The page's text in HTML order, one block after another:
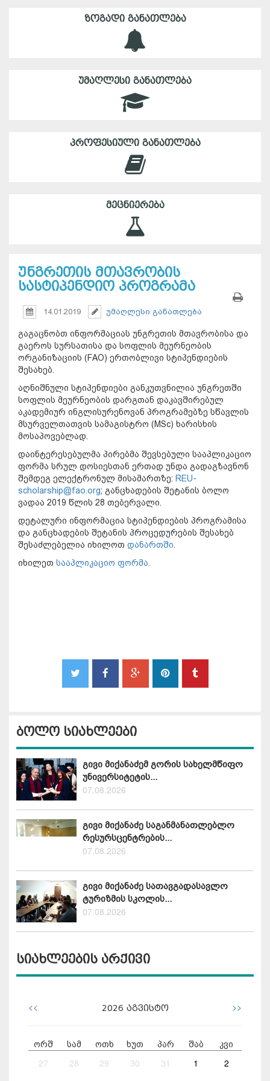
ᲖᲝᲒᲐᲓᲘ ᲒᲐᲜᲐᲗᲚᲔᲑᲐ
ᲣᲛᲐᲦᲚᲔᲡᲘ ᲒᲐᲜᲐᲗᲚᲔᲑᲐ
ᲞᲠᲝᲤᲔᲡᲘᲣᲚᲘ ᲒᲐᲜᲐᲗᲚᲔᲑᲐ
ᲛᲔᲪᲜᲘᲔᲠᲔᲑᲐ
უნგრეთის მთავრობის
სასტიპენდიო პროგრამა
14.01.2019 უმაღლესი განათლება
გაგაცნობთ ინფორმაციას უნგრეთის მთავრობისა და
გაეროს სურსათისა და სოფლის მეურნეობის
ორგანიზაციის (FAO) ერთობლივი სტიპენდიების
შესახებ.
აღნიშნული სტიპენდიები განკუთვნილია უნგრეთში
სოფლის მეურნეობის დარგთან დაკავშირებულ
აკადემიურ ინგლისურენოვან პროგრამებზე სწავლის
მსურველთათვის სამაგისტრო (MSc) ხარისხის
მოსაპოვებლად.
დაინტერესებულმა პირებმა შევსებული სააპლიკაციო
ფორმა სრულ დოსიესთან ერთად უნდა გადაგზავნონ
შემდეგ ელექტრონულ მისამართზე: REU-
scholarship@fao.org; განცხადების შეტანის ბოლო
ვადაა 2019 წლის 28 თებერვალი.
დეტალური ინფორმაცია სტიპენდიების პროგრამისა
და განცხადების შეტანის პროცედურების შესახებ
შესაძლებელია იხილოთ დანართში.
იხილეთ სააპლიკაციო ფორმა.
ბოლო სიახლეები
გივი მიქანაძემ გორის სახელმწიფო
უნივერსიტეტის...
07.08.2026
გივი მიქანაძე საგანმანათლებლო
რესურსცენტრების...
07.08.2026
გივი მიქანაძე სათავგადასავლო
ტურიზმის სკოლის...
07.08.2026
სიახლეების არქივი
<< 2026 აგვისტო >>
ორშ სამ ოთხ ხუთ პარ შაბ კვი
27 28 29 30 31 1 2